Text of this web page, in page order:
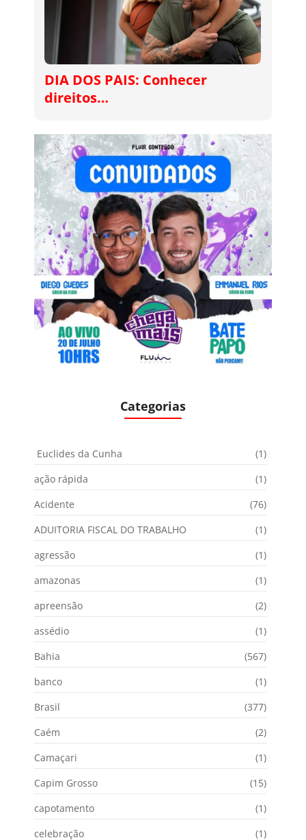
DIA DOS PAIS: Conhecer
direitos…
Categorias
Euclides da Cunha
(1)
ação rápida
(1)
Acidente
(76)
ADUITORIA FISCAL DO TRABALHO
(1)
agressão
(1)
amazonas
(1)
apreensão
(2)
assédio
(1)
Bahia
(567)
banco
(1)
Brasil
(377)
Caém
(2)
Camaçari
(1)
Capim Grosso
(15)
capotamento
(1)
celebração
(1)